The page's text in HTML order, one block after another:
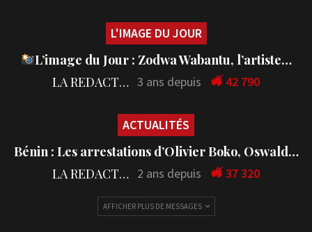
L'IMAGE DU JOUR
L’image du Jour : Zodwa Wabantu, l’artiste…
LA REDACTION 3 ans depuis 42 790
ACTUALITÉS
Bénin : Les arrestations d’Olivier Boko, Oswald…
LA REDACTION 2 ans depuis 37 320
AFFICHER PLUS DE MESSAGES